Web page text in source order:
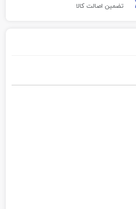
تضمین اصالت کالا